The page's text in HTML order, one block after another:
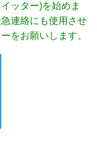
ッター)を始めま
連絡にも使用させ
をお願いします。